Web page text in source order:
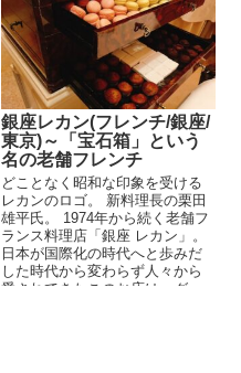
銀座レカン(フレンチ/銀座/
東京)～「宝石箱」という
名の老舗フレンチ
どことなく昭和な印象を受ける
レカンのロゴ。 新料理長の栗田
雄平氏。 1974年から続く老舗フ
ランス料理店「銀座 レカン」。
日本が国際化の時代へと歩みだ
した時代から変わらず人々から
愛されてきたこのお店は、グ...